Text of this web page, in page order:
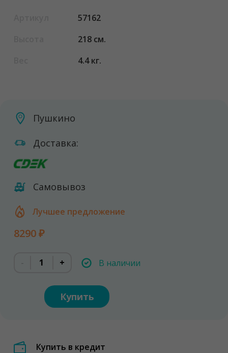
57162
218 см.
4.4 кг.
Пушкино
Доставка:
Самовывоз
Лучшее предложение
8290 ₽
+ В наличии
Купить
Купить в кредит